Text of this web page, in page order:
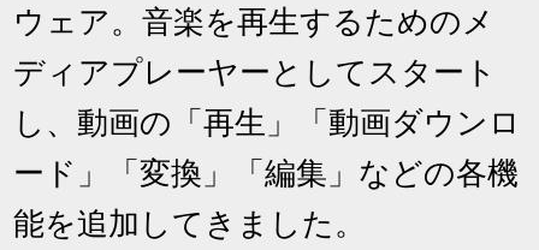
ウェア。音楽を再生するためのメ
ディアプレーヤーとしてスタート
し、動画の「再生」「動画ダウンロ
ード」「変換」「編集」などの各機
能を追加してきました。